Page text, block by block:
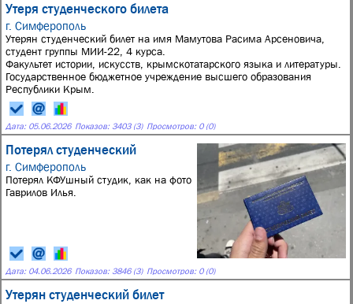
Утеря студенческого билета
г. Симферополь
Утерян студенческий билет на имя Мамутова Расима Арсеновича,
студент группы МИИ-22, 4 курса.
Факультет истории, искусств, крымскотатарского языка и литературы.
Государственное бюджетное учреждение высшего образования
Республики Крым.
Дата: 05.06.2026 Показов: 3403 (3) Просмотров: 0 (0)
Потерял студенческий
г. Симферополь
Потерял КФУшный студик, как на фото
Гаврилов Илья.
Дата: 04.06.2026 Показов: 3846 (3) Просмотров: 0 (0)
Утерян студенческий билет